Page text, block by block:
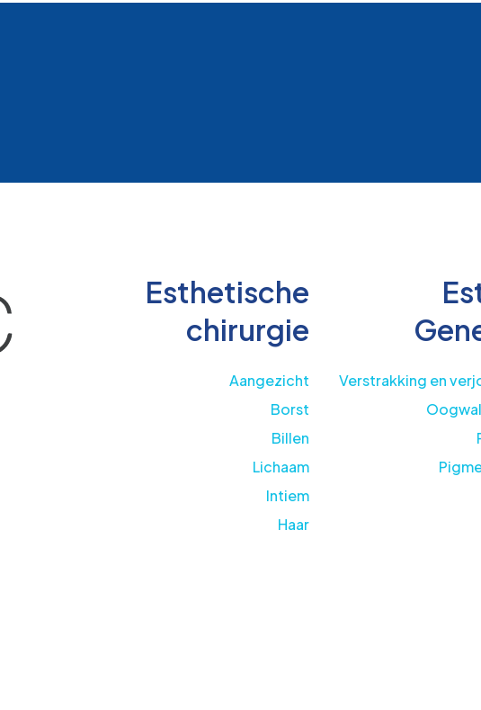
Esthetische
chirurgie
Aangezicht
Borst
Billen
Lichaam
Intiem
Haar
Verstrakking en